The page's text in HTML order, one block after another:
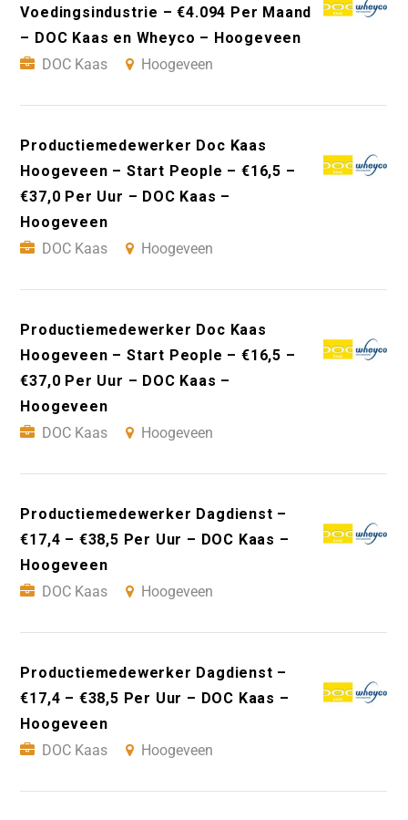
Voedingsindustrie – €4.094 Per Maand
– DOC Kaas en Wheyco – Hoogeveen
DOC Kaas
Hoogeveen
Productiemedewerker Doc Kaas
Hoogeveen – Start People – €16,5 –
€37,0 Per Uur – DOC Kaas –
Hoogeveen
DOC Kaas
Hoogeveen
Productiemedewerker Doc Kaas
Hoogeveen – Start People – €16,5 –
€37,0 Per Uur – DOC Kaas –
Hoogeveen
DOC Kaas
Hoogeveen
Productiemedewerker Dagdienst –
€17,4 – €38,5 Per Uur – DOC Kaas –
Hoogeveen
DOC Kaas
Hoogeveen
Productiemedewerker Dagdienst –
€17,4 – €38,5 Per Uur – DOC Kaas –
Hoogeveen
DOC Kaas
Hoogeveen